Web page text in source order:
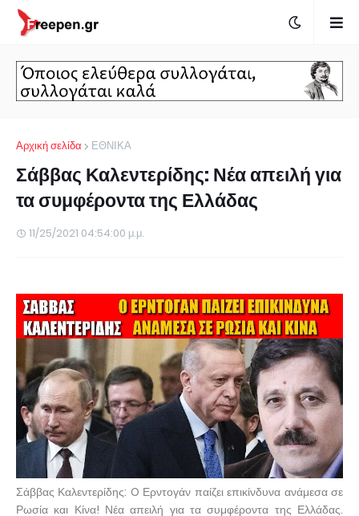
Αρχική σελίδα ΕΘΝΙΚΑ
Σάββας Καλεντερίδης: Νέα απειλή για
τα συμφέροντα της Ελλάδας
11/25/2021 04:54:00 μ.μ.
Σάββας Καλεντερίδης: O Ερντογάν παίζει επικίνδυνα ανάμεσα σε
Ρωσία και Κίνα! Νέα απειλή για τα συμφέροντα της Ελλάδας.